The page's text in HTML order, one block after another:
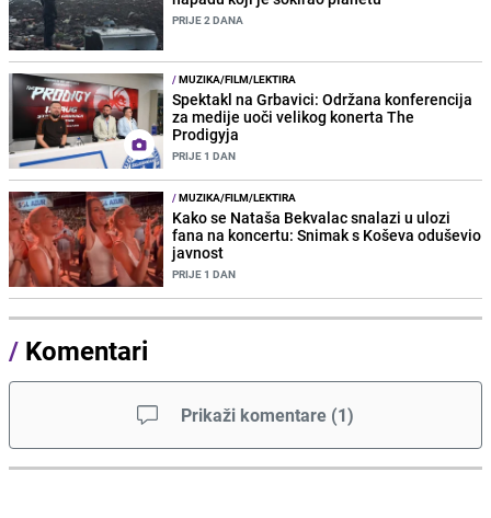
PRIJE 2 DANA
/MUZIKA/FILM/LEKTIRA
Spektakl na Grbavici: Održana konferencija
za medije uoči velikog konerta The
Prodigyja
PRIJE 1 DAN
/MUZIKA/FILM/LEKTIRA
Kako se Nataša Bekvalac snalazi u ulozi
fana na koncertu: Snimak s Koševa oduševio
javnost
PRIJE 1 DAN
/ Komentari
Prikaži komentare (1)